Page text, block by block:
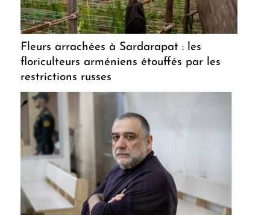
Fleurs arrachées à Sardarapat : les
floriculteurs arméniens étouffés par les
restrictions russes